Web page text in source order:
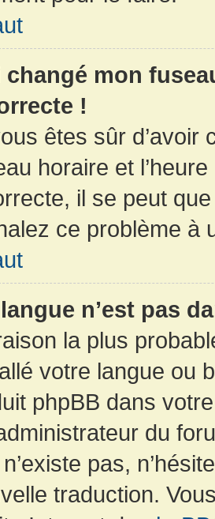
changé mon
!
êtes sûr d’avoir
horaire et
il se peut
ce problème à
n’est pas
la plus
votre langue ou
phpBB dans
du
pas,
traduction.